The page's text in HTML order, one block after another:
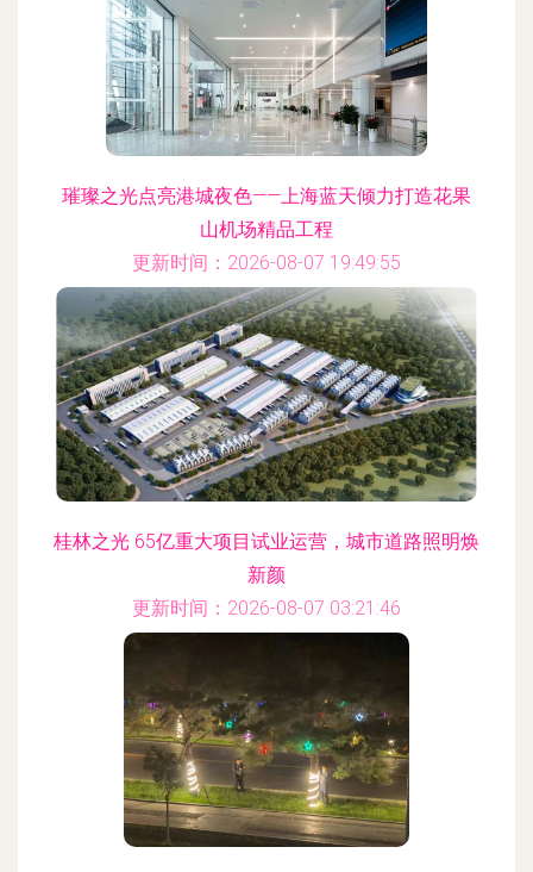
璀璨之光点亮港城夜色——上海蓝天倾力打造花果
山机场精品工程
更新时间：2026-08-07 19:49:55
桂林之光 65亿重大项目试业运营，城市道路照明焕
新颜
更新时间：2026-08-07 03:21:46